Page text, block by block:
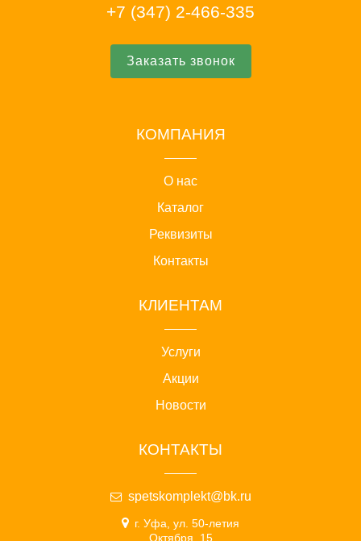
+7 (347) 2-466-335
Заказать звонок
КОМПАНИЯ
О нас
Каталог
Реквизиты
Контакты
КЛИЕНТАМ
Услуги
Акции
Новости
КОНТАКТЫ
spetskomplekt@bk.ru
г. Уфа, ул. 50-летия
Октября, 15